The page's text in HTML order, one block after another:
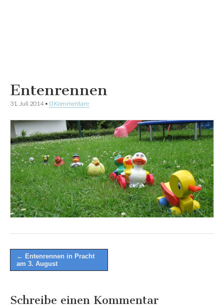
Entenrennen
31. Juli 2014• 0 Kommentare
Post
navigation
← Entenrennen in Pracht
am 3. August
Schreibe einen Kommentar